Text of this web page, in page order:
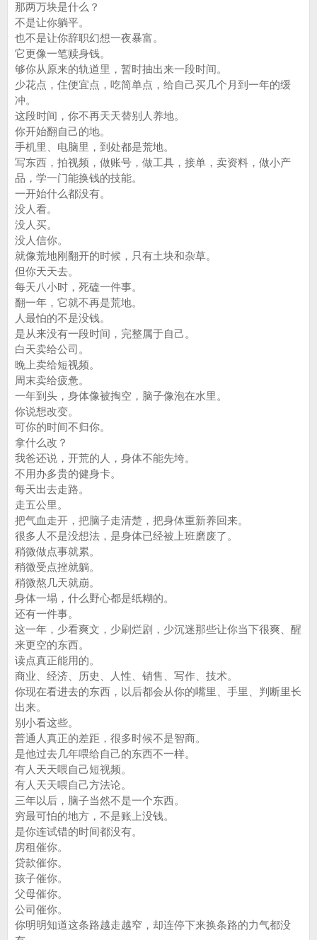
那两万块是什么？
不是让你躺平。
也不是让你辞职幻想一夜暴富。
它更像一笔赎身钱。
够你从原来的轨道里，暂时抽出来一段时间。
少花点，住便宜点，吃简单点，给自己买几个月到一年的缓
冲。
这段时间，你不再天天替别人养地。
你开始翻自己的地。
手机里、电脑里，到处都是荒地。
写东西，拍视频，做账号，做工具，接单，卖资料，做小产
品，学一门能换钱的技能。
一开始什么都没有。
没人看。
没人买。
没人信你。
就像荒地刚翻开的时候，只有土块和杂草。
但你天天去。
每天八小时，死磕一件事。
翻一年，它就不再是荒地。
人最怕的不是没钱。
是从来没有一段时间，完整属于自己。
白天卖给公司。
晚上卖给短视频。
周末卖给疲惫。
一年到头，身体像被掏空，脑子像泡在水里。
你说想改变。
可你的时间不归你。
拿什么改？
我爸还说，开荒的人，身体不能先垮。
不用办多贵的健身卡。
每天出去走路。
走五公里。
把气血走开，把脑子走清楚，把身体重新养回来。
很多人不是没想法，是身体已经被上班磨废了。
稍微做点事就累。
稍微受点挫就躺。
稍微熬几天就崩。
身体一塌，什么野心都是纸糊的。
还有一件事。
这一年，少看爽文，少刷烂剧，少沉迷那些让你当下很爽、醒
来更空的东西。
读点真正能用的。
商业、经济、历史、人性、销售、写作、技术。
你现在看进去的东西，以后都会从你的嘴里、手里、判断里长
出来。
别小看这些。
普通人真正的差距，很多时候不是智商。
是他过去几年喂给自己的东西不一样。
有人天天喂自己短视频。
有人天天喂自己方法论。
三年以后，脑子当然不是一个东西。
穷最可怕的地方，不是账上没钱。
是你连试错的时间都没有。
房租催你。
贷款催你。
孩子催你。
父母催你。
公司催你。
你明明知道这条路越走越窄，却连停下来换条路的力气都没